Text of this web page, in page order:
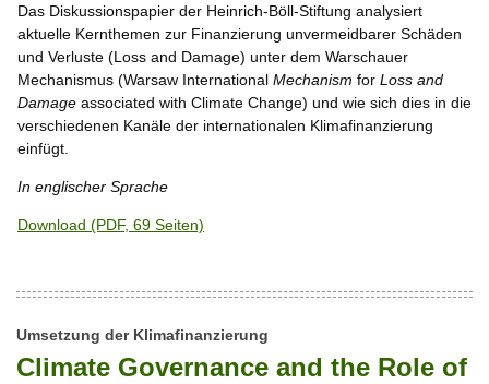
Das Diskussionspapier der Heinrich-Böll-Stiftung analysiert
aktuelle Kernthemen zur Finanzierung unvermeidbarer Schäden
und Verluste (Loss and Damage) unter dem Warschauer
Mechanismus (Warsaw International Mechanism for Loss and
Damage associated with Climate Change) und wie sich dies in die
verschiedenen Kanäle der internationalen Klimafinanzierung
einfügt.
In englischer Sprache
Download (PDF, 69 Seiten)
Umsetzung der Klimafinanzierung
Climate Governance and the Role of